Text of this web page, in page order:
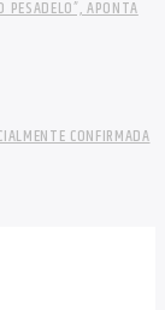
PESADELO”, APONTA
CONFIRMADA